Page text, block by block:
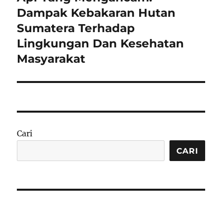
post:
Dampak Kebakaran Hutan
Sumatera Terhadap
Lingkungan Dan Kesehatan
Masyarakat
Cari
CARI